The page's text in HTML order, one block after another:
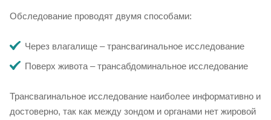
Обследование проводят двумя способами:
Через влагалище – трансвагинальное исследование
Поверх живота – трансабдоминальное исследование
Трансвагинальное исследование наиболее информативно и
достоверно, так как между зондом и органами нет жировой